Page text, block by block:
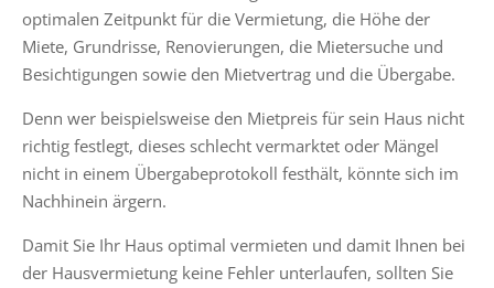
optimalen Zeitpunkt für die Vermietung, die Höhe der
Miete, Grundrisse, Renovierungen, die Mietersuche und
Besichtigungen sowie den Mietvertrag und die Übergabe.
Denn wer beispielsweise den Mietpreis für sein Haus nicht
richtig festlegt, dieses schlecht vermarktet oder Mängel
nicht in einem Übergabeprotokoll festhält, könnte sich im
Nachhinein ärgern.
Damit Sie Ihr Haus optimal vermieten und damit Ihnen bei
der Hausvermietung keine Fehler unterlaufen, sollten Sie